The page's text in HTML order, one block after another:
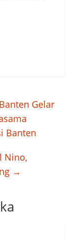
Gelar
Banten
Nino,
→